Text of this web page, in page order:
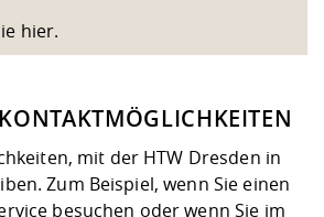
hier.
mit der HTW Dresden in
Zum Beispiel, wenn Sie einen
besuchen oder wenn Sie im